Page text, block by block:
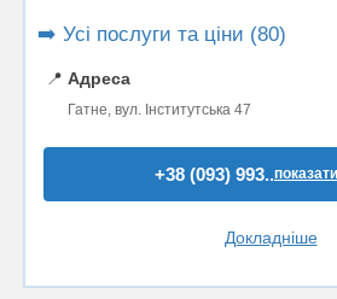
➡️ Усі послуги та ціни (80)
📍 Адреса
Гатне, вул. Інститутська 47
+38 (093) 993..
Докладніше